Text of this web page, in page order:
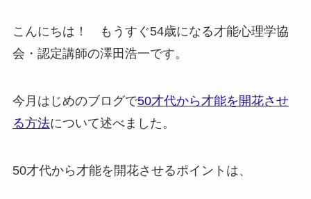
こんにちは！ もうすぐ54歳になる才能心理学協
会・認定講師の澤田浩一です。
今月はじめのブログで50才代から才能を開花させ
る方法について述べました。
50才代から才能を開花させるポイントは、